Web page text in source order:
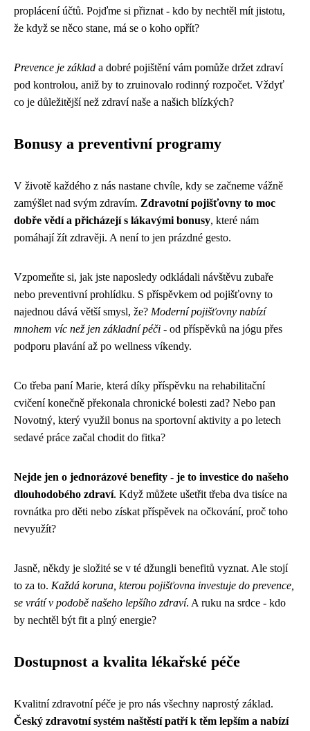
proplácení účtů. Pojďme si přiznat - kdo by nechtěl mít jistotu,
že když se něco stane, má se o koho opřít?
Prevence je základ a dobré pojištění vám pomůže držet zdraví
pod kontrolou, aniž by to zruinovalo rodinný rozpočet. Vždyť
co je důležitější než zdraví naše a našich blízkých?
Bonusy a preventivní programy
V životě každého z nás nastane chvíle, kdy se začneme vážně
zamýšlet nad svým zdravím. Zdravotní pojišťovny to moc
dobře vědí a přicházejí s lákavými bonusy, které nám
pomáhají žít zdravěji. A není to jen prázdné gesto.
Vzpomeňte si, jak jste naposledy odkládali návštěvu zubaře
nebo preventivní prohlídku. S příspěvkem od pojišťovny to
najednou dává větší smysl, že? Moderní pojišťovny nabízí
mnohem víc než jen základní péči - od příspěvků na jógu přes
podporu plavání až po wellness víkendy.
Co třeba paní Marie, která díky příspěvku na rehabilitační
cvičení konečně překonala chronické bolesti zad? Nebo pan
Novotný, který využil bonus na sportovní aktivity a po letech
sedavé práce začal chodit do fitka?
Nejde jen o jednorázové benefity - je to investice do našeho
dlouhodobého zdraví. Když můžete ušetřit třeba dva tisíce na
rovnátka pro děti nebo získat příspěvek na očkování, proč toho
nevyužít?
Jasně, někdy je složité se v té džungli benefitů vyznat. Ale stojí
to za to. Každá koruna, kterou pojišťovna investuje do prevence,
se vrátí v podobě našeho lepšího zdraví. A ruku na srdce - kdo
by nechtěl být fit a plný energie?
Dostupnost a kvalita lékařské péče
Kvalitní zdravotní péče je pro nás všechny naprostý základ.
Český zdravotní systém naštěstí patří k těm lepším a nabízí